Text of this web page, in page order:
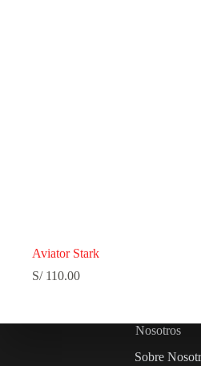
Aviator Stark
S/110.00
Nosotros
Sobre